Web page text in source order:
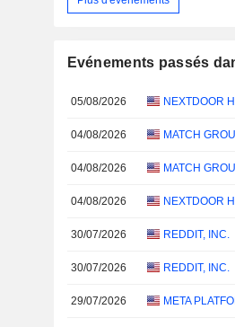
Evénements passés
05/08/2026
04/08/2026
04/08/2026
04/08/2026
30/07/2026 REDDIT, INC.
30/07/2026 REDDIT, INC.
29/07/2026